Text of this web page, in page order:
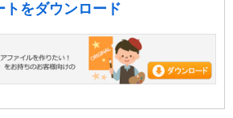
をダウンロード